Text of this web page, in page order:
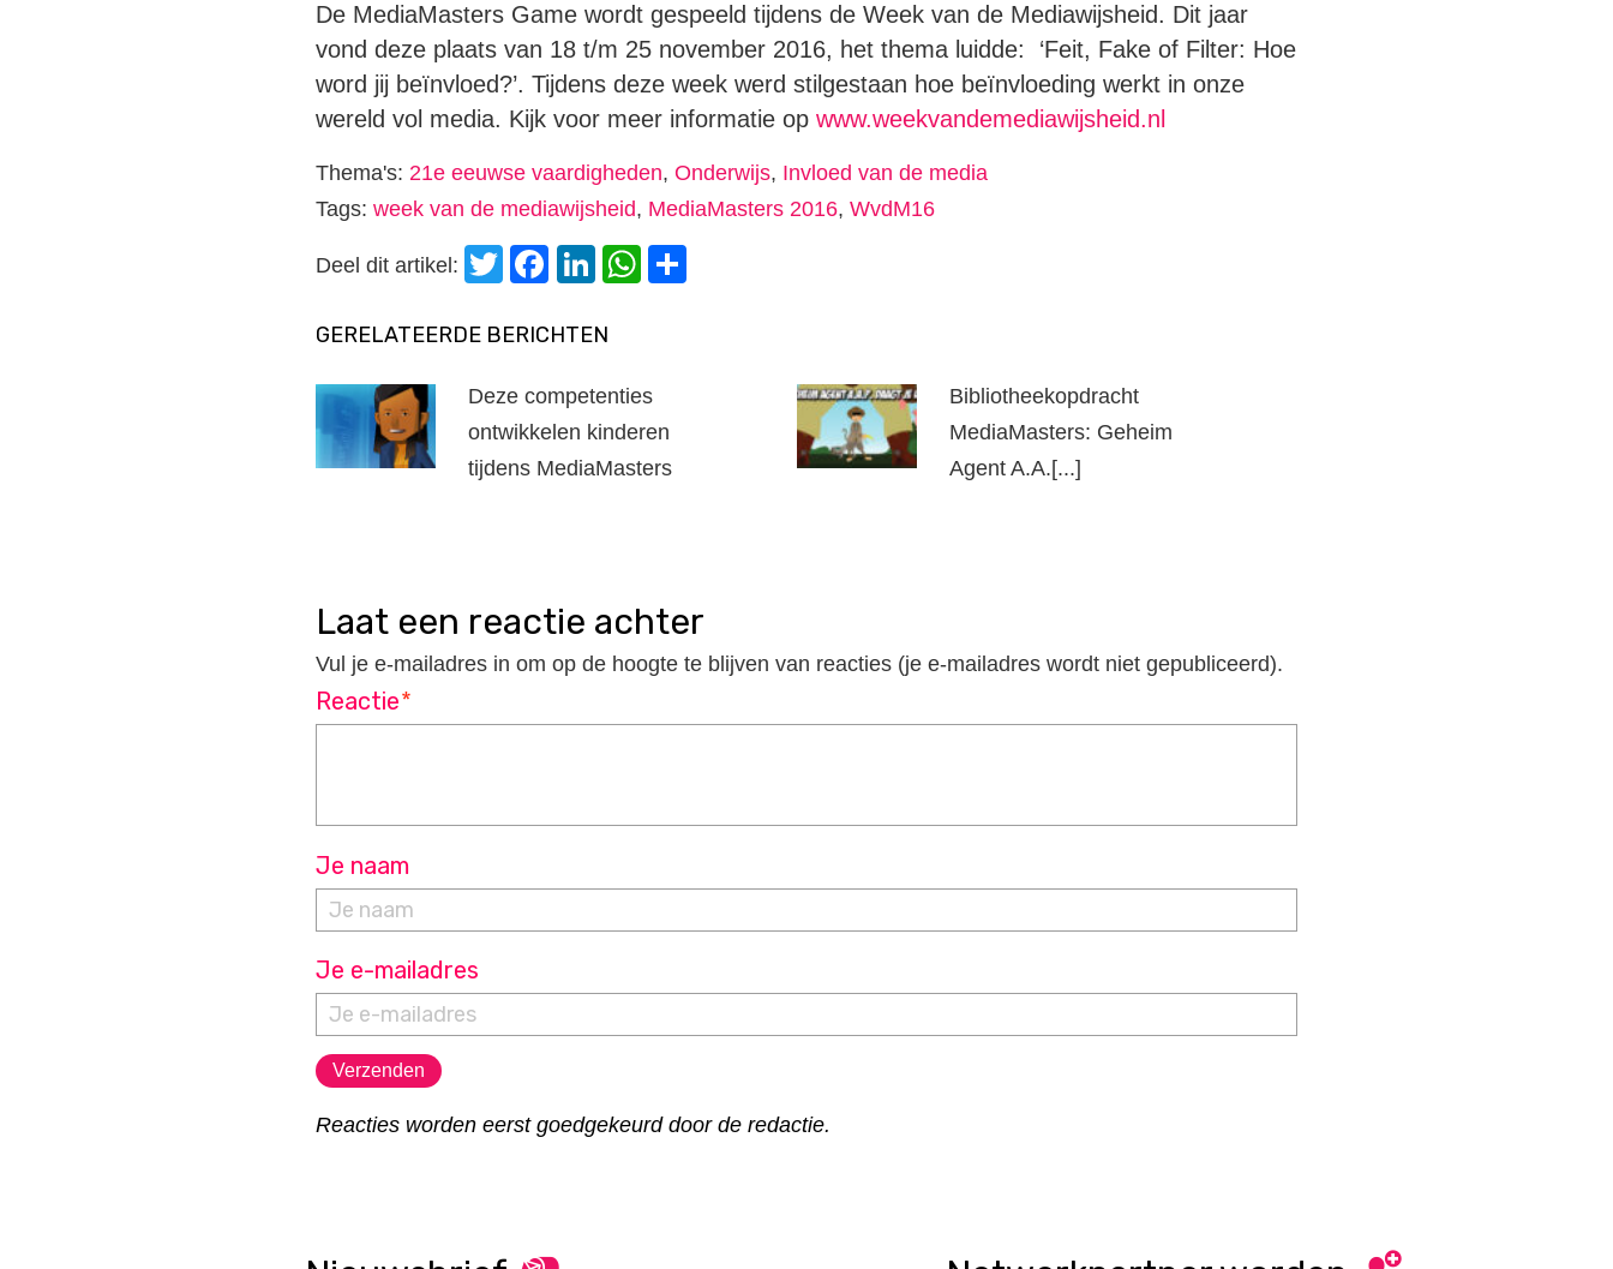
De MediaMasters Game wordt gespeeld tijdens de Week van de Mediawijsheid. Dit jaar
vond deze plaats van 18 t/m 25 november 2016, het thema luidde: ‘Feit, Fake of Filter: Hoe
word jij beïnvloed?’. Tijdens deze week werd stilgestaan hoe beïnvloeding werkt in onze
wereld vol media. Kijk voor meer informatie op www.weekvandemediawijsheid.nl
Thema's: 21e eeuwse vaardigheden, Onderwijs, Invloed van de media
Tags: week van de mediawijsheid, MediaMasters 2016, WvdM16
Deel dit artikel: Twitter
Facebook
LinkedIn
WhatsApp
GERELATEERDE BERICHTEN
Deze competenties
ontwikkelen kinderen
tijdens MediaMasters
Bibliotheekopdracht
MediaMasters: Geheim
Agent A.A.[...]
laat een reactie achter
Vul je e-mailadres in om op de hoogte te blijven van reacties (je e-mailadres wordt niet gepubliceerd).
Reactie*
Je naam
Je e-mailadres
Reacties worden eerst goedgekeurd door de redactie.